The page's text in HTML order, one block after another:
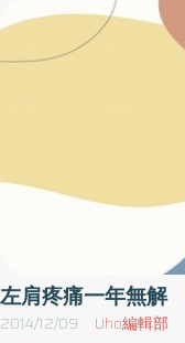
度 ／常見的現象為手
勢，書寫筆劃也就忽
繪畫、玩夜市的彈珠檯
單手開瓶蓋細動作方面
物品由指尖送入手掌
及食指指尖的動作，也
如轉陀螺、轉筆、單手
左肩疼痛一年無
2014/12/09 Uho編輯部